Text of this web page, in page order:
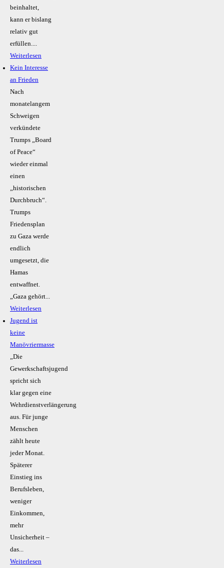
beinhaltet,
kann er bislang
relativ gut
erfüllen....
Weiterlesen
Kein Inte­resse
an Frieden
Nach
monatelangem
Schweigen
verkündete
Trumps „Board
of Peace“
wieder einmal
einen
„historischen
Durchbruch“.
Trumps
Friedensplan
zu Gaza werde
endlich
umgesetzt, die
Hamas
entwaffnet.
„Gaza gehört...
Weiterlesen
Jugend ist
keine
Manövriermasse
„Die
Gewerkschaftsjugend
spricht sich
klar gegen eine
Wehrdienstverlängerung
aus. Für junge
Menschen
zählt heute
jeder Monat.
Späterer
Einstieg ins
Berufsleben,
weniger
Einkommen,
mehr
Unsicherheit –
das...
Weiterlesen